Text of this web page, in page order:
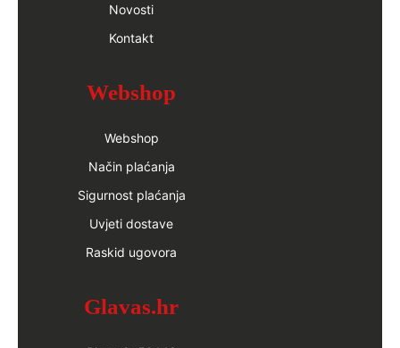
Novosti
Kontakt
Webshop
Webshop
Način plaćanja
Sigurnost plaćanja
Uvjeti dostave
Raskid ugovora
Glavas.hr